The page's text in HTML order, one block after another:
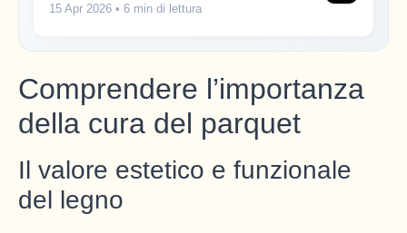
15 Apr 2026 • 6 min di lettura
Comprendere l’importanza
della cura del parquet
Il valore estetico e funzionale
del legno